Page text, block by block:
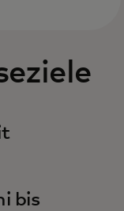
bis